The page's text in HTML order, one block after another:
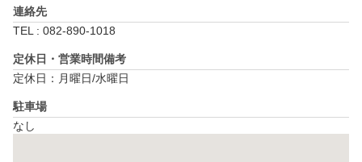
連絡先
TEL : 082-890-1018
定休日・営業時間備考
定休日：月曜日/水曜日
駐車場
なし